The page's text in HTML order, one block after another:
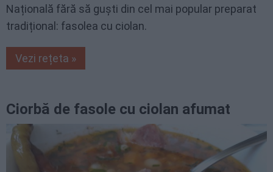
Națională fără să guști din cel mai popular preparat
tradițional: fasolea cu ciolan.
Vezi rețeta »
Ciorbă de fasole cu ciolan afumat